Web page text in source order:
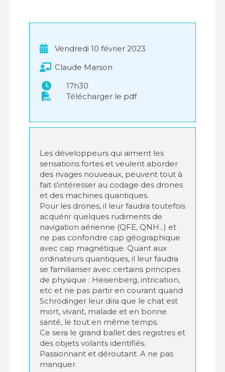
Vendredi 10 février 2023
Claude Marson
17h30
Télécharger le pdf
Les développeurs qui aiment les
sensations fortes et veulent aborder
des rivages nouveaux, peuvent tout à
fait s'intéresser au codage des drones
et des machines quantiques.
Pour les drones, il leur faudra toutefois
acquérir quelques rudiments de
navigation aérienne (QFE, QNH...) et
ne pas confondre cap géographique
avec cap magnétique. Quant aux
ordinateurs quantiques, il leur faudra
se familiariser avec certains principes
de physique : Heisenberg, intrication,
etc et ne pas partir en courant quand
Schrödinger leur dira que le chat est
mort, vivant, malade et en bonne
santé, le tout en même temps.
Ce sera le grand ballet des registres et
des objets volants identifiés.
Passionnant et déroutant. A ne pas
manquer.